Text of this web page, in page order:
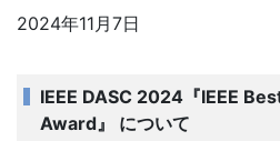
2024年11月7日
IEEE DASC 2024『IEEE
Award』 について